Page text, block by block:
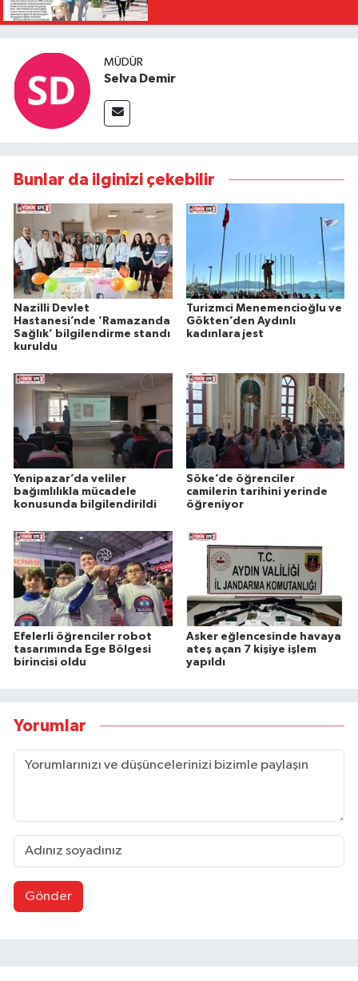
MÜDÜR
Selva Demir
Bunlar da ilginizi çekebilir
Nazilli Devlet
Hastanesi’nde ’Ramazanda
Sağlık’ bilgilendirme standı
kuruldu
Turizmci Menemencioğlu ve
Gökten’den Aydınlı
kadınlara jest
Yenipazar’da veliler
bağımlılıkla mücadele
konusunda bilgilendirildi
Söke’de öğrenciler
camilerin tarihini yerinde
öğreniyor
Efelerli öğrenciler robot
tasarımında Ege Bölgesi
birincisi oldu
Asker eğlencesinde havaya
ateş açan 7 kişiye işlem
yapıldı
Yorumlar
Gönder